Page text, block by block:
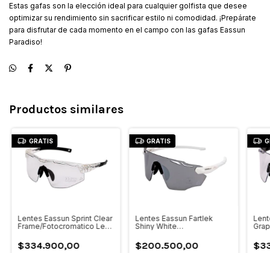
Estas gafas son la elección ideal para cualquier golfista que desee
optimizar su rendimiento sin sacrificar estilo ni comodidad. ¡Prepárate
para disfrutar de cada momento en el campo con las gafas Eassun
Paradiso!
Productos similares
GRATIS
Lentes Eassun Sprint Clear
Frame/Fotocromatico Lens
$334.900,00
GRATIS
Lentes Eassun Fartlek
Shiny White
$200.500,00